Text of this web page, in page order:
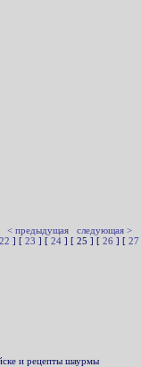
< предыдущая
следующая >
22 ] [ 23 ] [ 24 ] [ 25 ] [ 26 ] [ 27
и рецепты шаурмы